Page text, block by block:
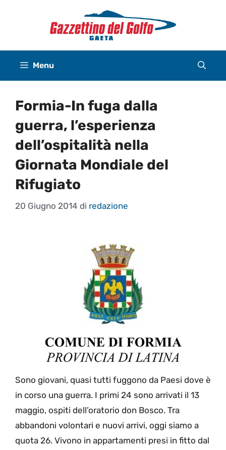
Menu
Formia-In fuga dalla
guerra, l’esperienza
dell’ospitalità nella
Giornata Mondiale del
Rifugiato
20 Giugno 2014 di redazione
Sono giovani, quasi tutti fuggono da Paesi dove è
in corso una guerra. I primi 24 sono arrivati il 13
maggio, ospiti dell’oratorio don Bosco. Tra
abbandoni volontari e nuovi arrivi, oggi siamo a
quota 26. Vivono in appartamenti presi in fitto dal